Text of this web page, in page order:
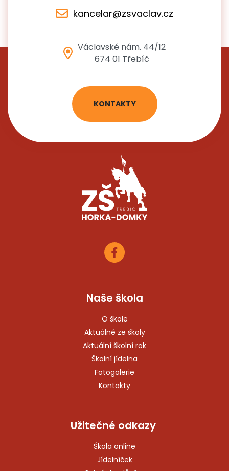
kancelar@zsvaclav.cz
Václavské nám. 44/12
674 01 Třebíč
KONTAKTY
Naše škola
O škole
Aktuálně ze školy
Aktuální školní rok
Školní jídelna
Fotogalerie
Kontakty
Užitečné odkazy
Škola online
Jídelníček